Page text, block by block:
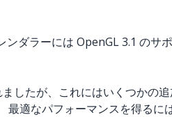
ダラーには OpenGL 3.1 のサポ
したが、これにはいくつかの追
適なパフォーマンスを得るに